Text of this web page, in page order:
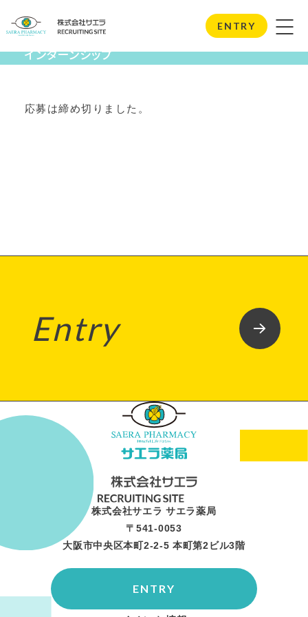
ENTRY
Internship
インターンシップ
応募は締め切りました。
Entry
株式会社サエラ サエラ薬局
〒541-0053
大阪市中央区本町2-2-5 本町第2ビル3階
ENTRY